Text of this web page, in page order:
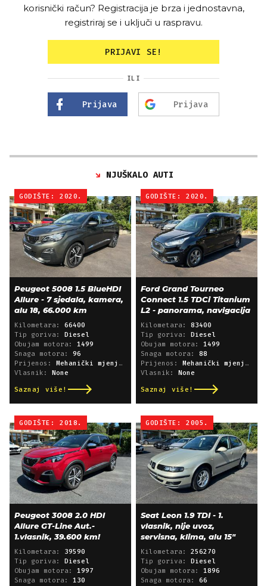
korisnički račun? Registracija je brza i jednostavna,
registriraj se i uključi u raspravu.
PRIJAVI SE!
ILI
Prijava Prijava
NJUŠKALO AUTI
GODIŠTE: 2020.
Peugeot 5008 1.5 BlueHDI
Allure - 7 sjedala, kamera,
alu 18, 66.000 km
Kilometara: 66400
Tip goriva: Diesel
Obujam motora: 1499
Snaga motora: 96
Prijenos: Mehanički mjenjač
Vlasnik: None
Saznaj više!
GODIŠTE: 2020.
Ford Grand Tourneo
Connect 1.5 TDCi Titanium
L2 - panorama, navigacija
Kilometara: 83400
Tip goriva: Diesel
Obujam motora: 1499
Snaga motora: 88
Prijenos: Mehanički mjenjač
Vlasnik: None
Saznaj više!
GODIŠTE: 2018.
Peugeot 3008 2.0 HDI
Allure GT-Line Aut.-
1.vlasnik, 39.600 km!
Kilometara: 39590
Tip goriva: Diesel
Obujam motora: 1997
Snaga motora: 130
GODIŠTE: 2005.
Seat Leon 1.9 TDI - 1.
vlasnik, nije uvoz,
servisna, klima, alu 15"
Kilometara: 256270
Tip goriva: Diesel
Obujam motora: 1896
Snaga motora: 66